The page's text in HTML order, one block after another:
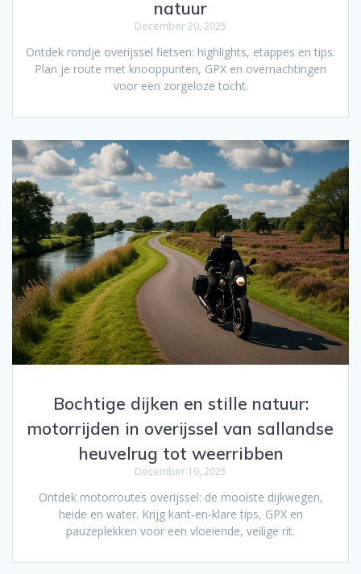
natuur
December 20, 2025
Ontdek rondje overijssel fietsen: highlights, etappes en tips.
Plan je route met knooppunten, GPX en overnachtingen
voor een zorgeloze tocht.
Bochtige dijken en stille natuur:
motorrijden in overijssel van sallandse
heuvelrug tot weerribben
December 19, 2025
Ontdek motorroutes overijssel: de mooiste dijkwegen,
heide en water. Krijg kant-en-klare tips, GPX en
pauzeplekken voor een vloeiende, veilige rit.